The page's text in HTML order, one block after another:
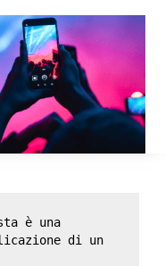
è una
di un